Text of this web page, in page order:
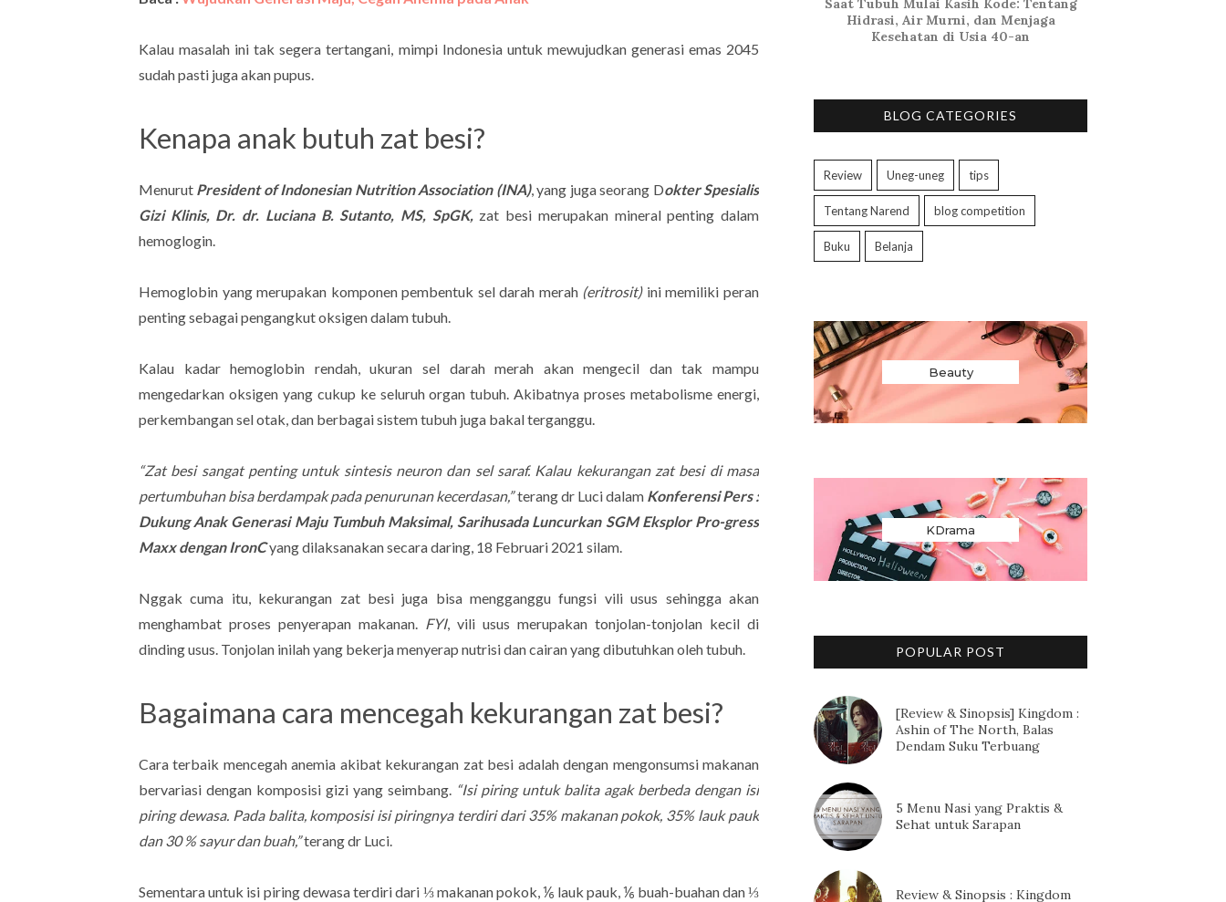
Kalau masalah ini tak segera tertangani, mimpi Indonesia untuk mewujudkan generasi emas 2045
sudah pasti juga akan pupus.
Kenapa anak butuh zat besi?
Menurut President of Indonesian Nutrition Association (INA), yang juga seorang Dokter Spesialis
Gizi Klinis, Dr. dr. Luciana B. Sutanto, MS, SpGK, zat besi merupakan mineral penting dalam
hemoglogin.
Hemoglobin yang merupakan komponen pembentuk sel darah merah (eritrosit)ini memiliki peran
penting sebagai pengangkut oksigen dalam tubuh.
Kalau kadar hemoglobin rendah, ukuran sel darah merah akan mengecil dan tak mampu
mengedarkan oksigen yang cukup ke seluruh organ tubuh. Akibatnya proses metabolisme energi,
perkembangan sel otak, dan berbagai sistem tubuh juga bakal terganggu.
“Zat besi sangat penting untuk sintesis neuron dan sel saraf. Kalau kekurangan zat besi di masa
pertumbuhan bisa berdampak pada penurunan kecerdasan,”terang dr Luci dalam Konferensi Pers :
Dukung Anak Generasi Maju Tumbuh Maksimal, Sarihusada Luncurkan SGM Eksplor Pro-gress
Maxx dengan IronCyang dilaksanakan secara daring, 18 Februari 2021 silam.
Nggak cuma itu, kekurangan zat besi juga bisa mengganggu fungsi vili usus sehingga akan
menghambat proses penyerapan makanan.
FYI, vili usus merupakan tonjolan-tonjolan kecil di
dinding usus. Tonjolan inilah yang bekerja menyerap nutrisi dan cairan yang dibutuhkan oleh tubuh.
Bagaimana cara mencegah kekurangan zat besi?
Cara terbaik mencegah anemia akibat kekurangan zat besi adalah dengan mengonsumsi makanan
bervariasi dengan komposisi gizi yang seimbang. “Isi piring untuk balita agak berbeda dengan isi
piring dewasa. Pada balita, komposisi isi piringnya terdiri dari 35% makanan pokok, 35% lauk pauk
dan 30 % sayur dan buah,”terang dr Luci.
Sementara untuk isi piring dewasa terdiri dari ⅓ makanan pokok, ⅙ lauk pauk, ⅙ buah-buahan dan ⅓
Saat Tubuh Mulai Kasih Kode: Tentang
Hidrasi, Air Murni, dan Menjaga
Kesehatan di Usia 40-an
BLOG CATEGORIES
Review Uneg-uneg tips
Tentang Narend blog competition
Buku Belanja
Beauty
KDrama
POPULAR POST
[Review & Sinopsis] Kingdom :
Ashin of The North, Balas
Dendam Suku Terbuang
5 Menu Nasi yang Praktis &
Sehat untuk Sarapan
Review & Sinopsis : Kingdom